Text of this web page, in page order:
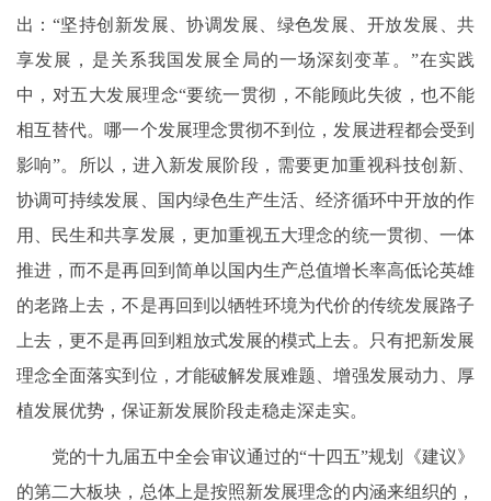
出：“坚持创新发展、协调发展、绿色发展、开放发展、共
享发展，是关系我国发展全局的一场深刻变革。”在实践
中，对五大发展理念“要统一贯彻，不能顾此失彼，也不能
相互替代。哪一个发展理念贯彻不到位，发展进程都会受到
影响”。所以，进入新发展阶段，需要更加重视科技创新、
协调可持续发展、国内绿色生产生活、经济循环中开放的作
用、民生和共享发展，更加重视五大理念的统一贯彻、一体
推进，而不是再回到简单以国内生产总值增长率高低论英雄
的老路上去，不是再回到以牺牲环境为代价的传统发展路子
上去，更不是再回到粗放式发展的模式上去。只有把新发展
理念全面落实到位，才能破解发展难题、增强发展动力、厚
植发展优势，保证新发展阶段走稳走深走实。
党的十九届五中全会审议通过的“十四五”规划《建议》
的第二大板块，总体上是按照新发展理念的内涵来组织的，